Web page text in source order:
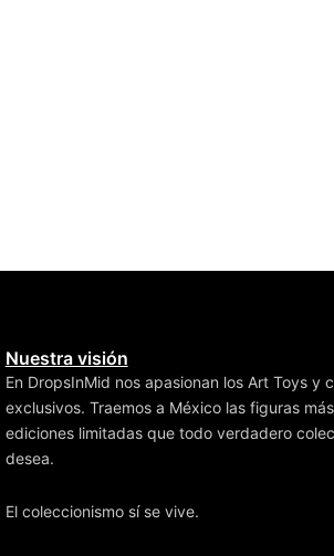
Nuestra visión
En DropsInMid nos apasionan los Art Toys y
exclusivos. Traemos a México las figuras
ediciones limitadas que todo verdadero
desea.
El coleccionismo sí se vive.